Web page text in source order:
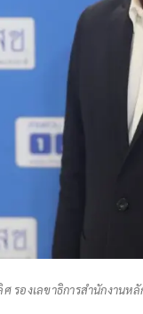
รองเลขาธิการสำนักงานห